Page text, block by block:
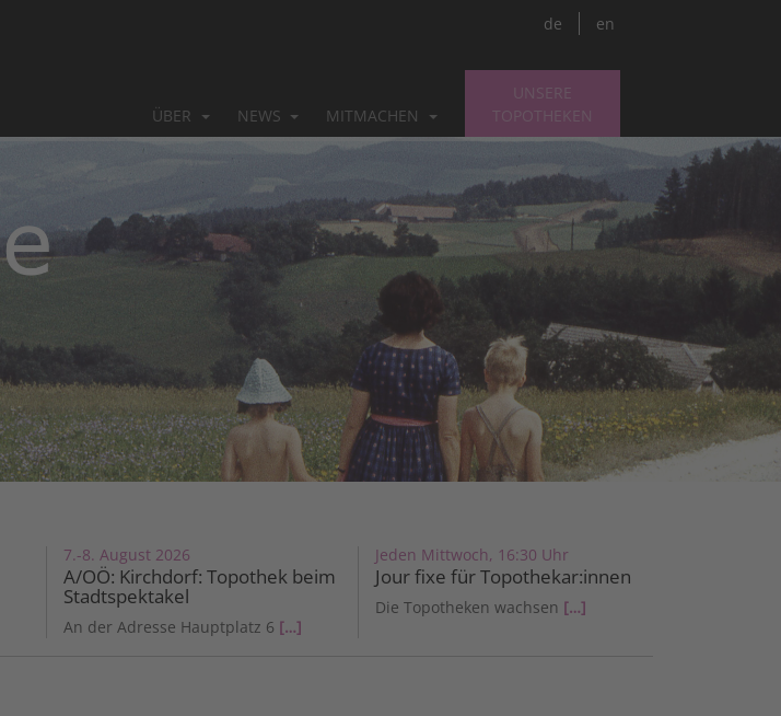
ÜBER NEWS MITMACHEN
UNSERE
TOPOTHEKEN
de en
7.-8. August 2026
A/OÖ: Kirchdorf: Topothek beim
Stadtspektakel
An der Adresse Hauptplatz 6 […]
Jeden Mittwoch, 16:30 Uhr
Jour fixe für Topothekar:innen
Die Topotheken wachsen […]